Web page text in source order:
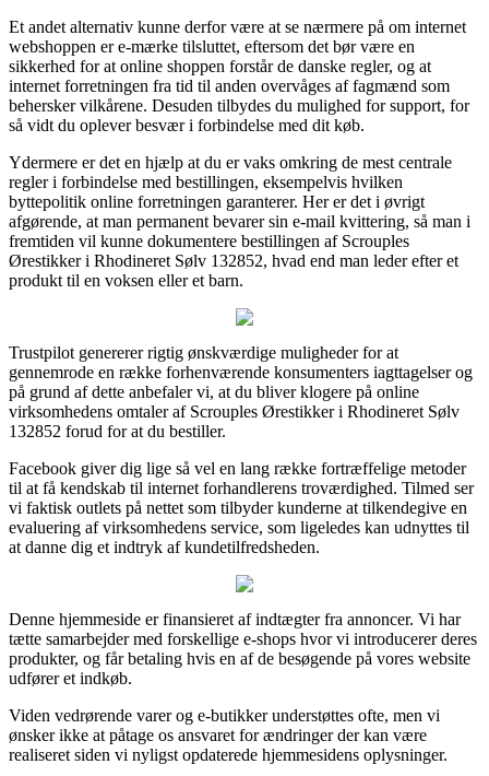
Et andet alternativ kunne derfor være at se nærmere på om internet
webshoppen er e-mærke tilsluttet, eftersom det bør være en
sikkerhed for at online shoppen forstår de danske regler, og at
internet forretningen fra tid til anden overvåges af fagmænd som
behersker vilkårene. Desuden tilbydes du mulighed for support, for
så vidt du oplever besvær i forbindelse med dit køb.
Ydermere er det en hjælp at du er vaks omkring de mest centrale
regler i forbindelse med bestillingen, eksempelvis hvilken
byttepolitik online forretningen garanterer. Her er det i øvrigt
afgørende, at man permanent bevarer sin e-mail kvittering, så man i
fremtiden vil kunne dokumentere bestillingen af Scrouples
Ørestikker i Rhodineret Sølv 132852, hvad end man leder efter et
produkt til en voksen eller et barn.
Trustpilot genererer rigtig ønskværdige muligheder for at
gennemrode en række forhenværende konsumenters iagttagelser og
på grund af dette anbefaler vi, at du bliver klogere på online
virksomhedens omtaler af Scrouples Ørestikker i Rhodineret Sølv
132852 forud for at du bestiller.
Facebook giver dig lige så vel en lang række fortræffelige metoder
til at få kendskab til internet forhandlerens troværdighed. Tilmed ser
vi faktisk outlets på nettet som tilbyder kunderne at tilkendegive en
evaluering af virksomhedens service, som ligeledes kan udnyttes til
at danne dig et indtryk af kundetilfredsheden.
Denne hjemmeside er finansieret af indtægter fra annoncer. Vi har
tætte samarbejder med forskellige e-shops hvor vi introducerer deres
produkter, og får betaling hvis en af de besøgende på vores website
udfører et indkøb.
Viden vedrørende varer og e-butikker understøttes ofte, men vi
ønsker ikke at påtage os ansvaret for ændringer der kan være
realiseret siden vi nyligst opdaterede hjemmesidens oplysninger.